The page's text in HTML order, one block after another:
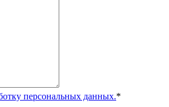
персональных данных.*